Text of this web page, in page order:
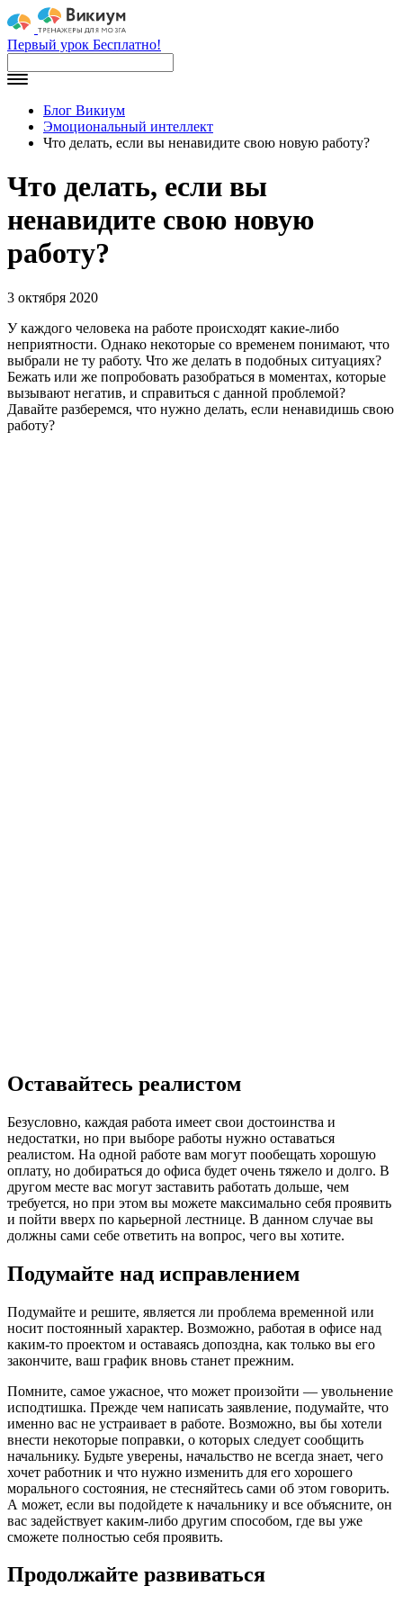
Первый урок Бесплатно!
Блог Викиум
Эмоциональный интеллект
Что делать, если вы ненавидите свою новую работу?
Что делать, если вы
ненавидите свою новую
работу?
3 октября 2020
У каждого человека на работе происходят какие-либо
неприятности. Однако некоторые со временем понимают, что
выбрали не ту работу. Что же делать в подобных ситуациях?
Бежать или же попробовать разобраться в моментах, которые
вызывают негатив, и справиться с данной проблемой?
Давайте разберемся, что нужно делать, если ненавидишь свою
работу?
Оставайтесь реалистом
Безусловно, каждая работа имеет свои достоинства и
недостатки, но при выборе работы нужно оставаться
реалистом. На одной работе вам могут пообещать хорошую
оплату, но добираться до офиса будет очень тяжело и долго. В
другом месте вас могут заставить работать дольше, чем
требуется, но при этом вы можете максимально себя проявить
и пойти вверх по карьерной лестнице. В данном случае вы
должны сами себе ответить на вопрос, чего вы хотите.
Подумайте над исправлением
Подумайте и решите, является ли проблема временной или
носит постоянный характер. Возможно, работая в офисе над
каким-то проектом и оставаясь допоздна, как только вы его
закончите, ваш график вновь станет прежним.
Помните, самое ужасное, что может произойти — увольнение
исподтишка. Прежде чем написать заявление, подумайте, что
именно вас не устраивает в работе. Возможно, вы бы хотели
внести некоторые поправки, о которых следует сообщить
начальнику. Будьте уверены, начальство не всегда знает, чего
хочет работник и что нужно изменить для его хорошего
морального состояния, не стесняйтесь сами об этом говорить.
А может, если вы подойдете к начальнику и все объясните, он
вас задействует каким-либо другим способом, где вы уже
сможете полностью себя проявить.
Продолжайте развиваться